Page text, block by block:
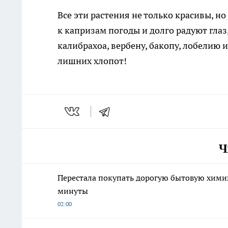
Все эти растения не только красивы,
к капризам погоды и долго радуют
калибрахоа, вербену, бакопу,
лишних хлопот!
Перестала покупать дорогую бытовую
минуты
02:00